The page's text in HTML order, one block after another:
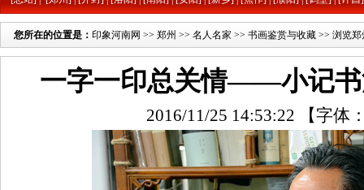
您所在的位置是： 印象河南网 >> 郑州 >> 名人名家 >> 书画鉴赏与收藏 >> 浏览郑
一字一印总关情——小记书
2016/11/25 14:53:22 【字体